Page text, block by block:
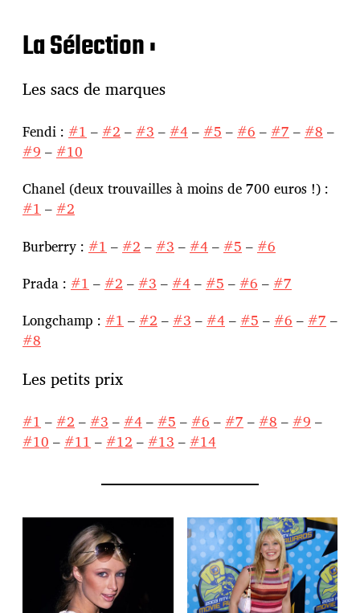
La Sélection :
Les sacs de marques
Fendi : #1 – #2 – #3 – #4 – #5 – #6 – #7 – #8 –
#9 – #10
Chanel (deux trouvailles à moins de 700 euros !) :
#1 – #2
Burberry : #1 – #2 – #3 – #4 – #5 – #6
Prada : #1 – #2 – #3 – #4 – #5 – #6 – #7
Longchamp : #1 – #2 – #3 – #4 – #5 – #6 – #7 –
#8
Les petits prix
#1 – #2 – #3 – #4 – #5 – #6 – #7 – #8 – #9 –
#10 – #11 – #12 – #13 – #14